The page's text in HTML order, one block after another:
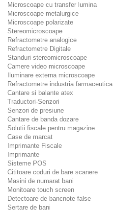
Microscoape cu transfer lumina
Microscoape metalurgice
Microscoape polarizate
Stereomicroscoape
Refractometre analogice
Refractometre Digitale
Standuri stereomicroscoape
Camere video microscoape
Iluminare externa microscoape
Refractometre industria farmaceutica
Cantare si balante atex
Traductori-Senzori
Senzori de presiune
Cantare de banda dozare
Solutii fiscale pentru magazine
Case de marcat
Imprimante Fiscale
Imprimante
Sisteme POS
Cititoare coduri de bare scanere
Masini de numarat bani
Monitoare touch screen
Detectoare de bancnote false
Sertare de bani